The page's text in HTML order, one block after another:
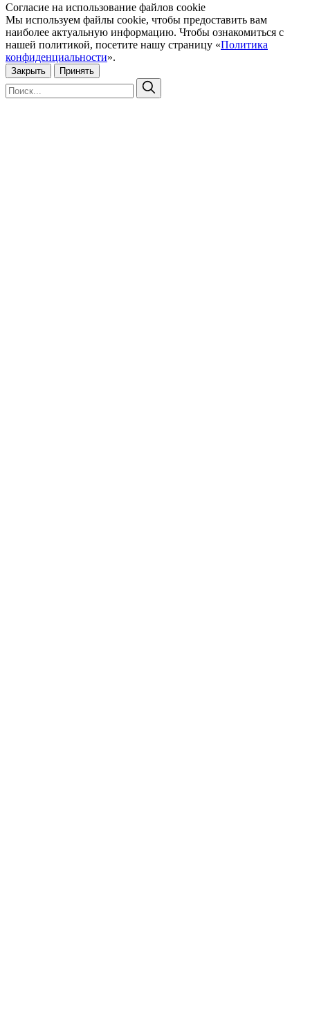
Согласие на использование файлов cookie
Мы используем файлы cookie, чтобы предоставить вам
наиболее актуальную информацию. Чтобы ознакомиться с
нашей политикой, посетите нашу страницу «Политика
конфиденциальности».
Закрыть Принять
Искать:
Поиск